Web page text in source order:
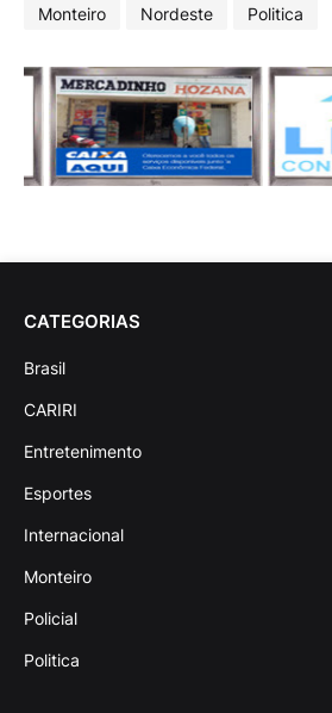
Monteiro Nordeste Politica
CATEGORIAS
Brasil
CARIRI
Entretenimento
Esportes
Internacional
Monteiro
Policial
Politica